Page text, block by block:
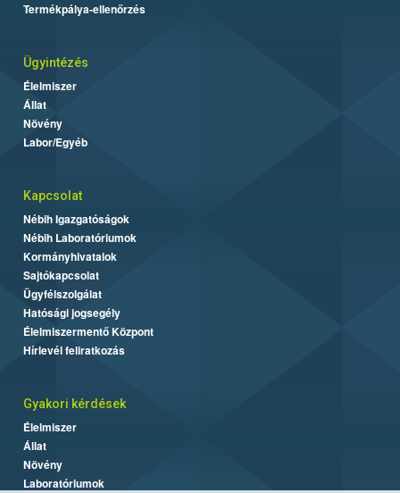
Termékpálya-ellenőrzés
Ügyintézés
Élelmiszer
Állat
Növény
Labor/Egyéb
Kapcsolat
Nébih Igazgatóságok
Nébih Laboratóriumok
Kormányhivatalok
Sajtókapcsolat
Ügyfélszolgálat
Hatósági jogsegély
Élelmiszermentő Központ
Hírlevél feliratkozás
Gyakori kérdések
Élelmiszer
Állat
Növény
Laboratóriumok